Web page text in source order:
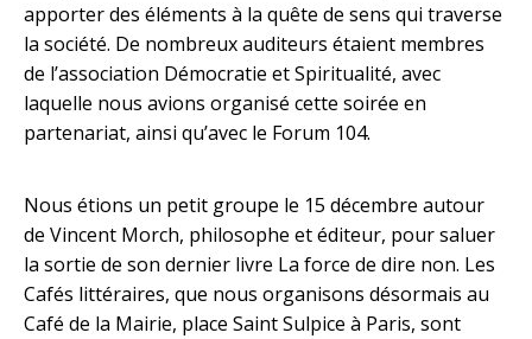
apporter des éléments à la quête de sens qui traverse
la société. De nombreux auditeurs étaient membres
de l’association Démocratie et Spiritualité, avec
laquelle nous avions organisé cette soirée en
partenariat, ainsi qu’avec le Forum 104.
Nous étions un petit groupe le 15 décembre autour
de Vincent Morch, philosophe et éditeur, pour saluer
la sortie de son dernier livre La force de dire non. Les
Cafés littéraires, que nous organisons désormais au
Café de la Mairie, place Saint Sulpice à Paris, sont